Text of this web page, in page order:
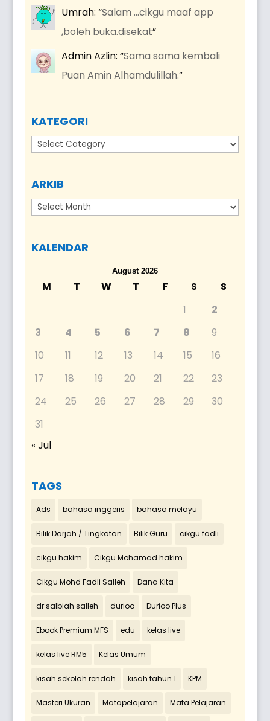
Umrah: “Salam …cikgu maaf app
,boleh buka.disekat”
Admin Azlin: “Sama sama kembali
Puan Amin Alhamdulillah.”
KATEGORI
Kategori
ARKIB
Arkib
KALENDAR
August 2026
M T W T F S
S
1
2
3
4 5 6 7 8
9
10
11 12 13 14 15
16
17
18 19 20 21 22
23
24
25 26 27 28 29
30
31
« Jul
TAGS
Ads bahasa inggeris bahasa melayu
Bilik Darjah / Tingkatan Bilik Guru cikgu fadli
cikgu hakim Cikgu Mohamad hakim
Cikgu Mohd Fadli Salleh Dana Kita
dr salbiah salleh durioo Durioo Plus
Ebook Premium MFS edu kelas live
kelas live RM5 Kelas Umum
kisah sekolah rendah kisah tahun 1 KPM
Masteri Ukuran Matapelajaran Mata Pelajaran